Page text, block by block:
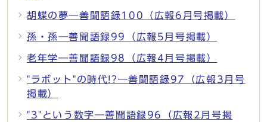
胡蝶の夢―善聞語録100（広報6月号掲載）
孫・孫―善聞語録99（広報5月号掲載）
老年学―善聞語録98（広報4月号掲載）
"ラボット"の時代!?―善聞語録97（広報3月号
掲載）
"3"という数字―善聞語録96（広報2月号掲